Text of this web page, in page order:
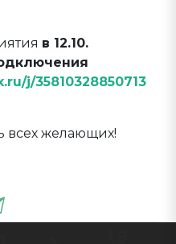
в 12.10.
j/35810328850713
всех желающих!